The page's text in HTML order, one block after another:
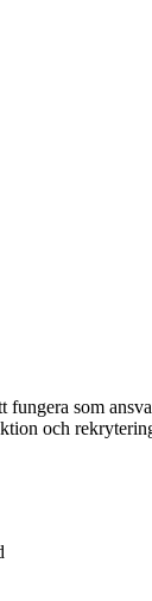
som
och